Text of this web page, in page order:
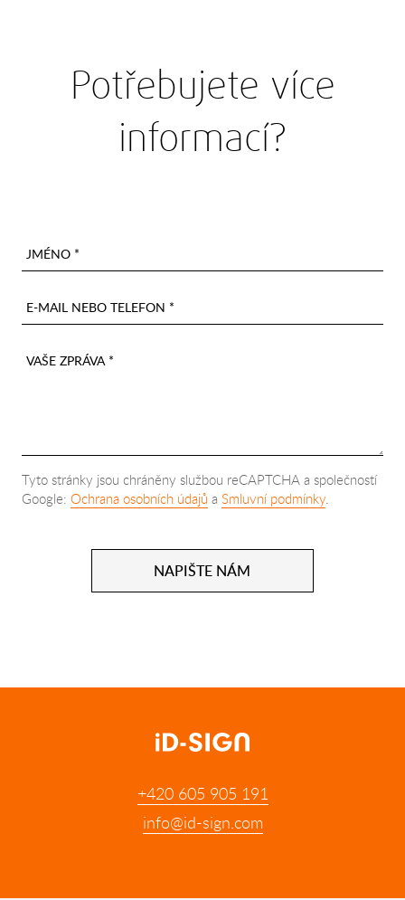
Potřebujete více
informací?
JMÉNO *
E-MAIL NEBO TELEFON *
VAŠE ZPRÁVA *
Tyto stránky jsou chráněny službou reCAPTCHA a společností
Google:Ochrana osobních údajů aSmluvní podmínky.
NAPIŠTE NÁM
+420 605 905 191
info@id-sign.com